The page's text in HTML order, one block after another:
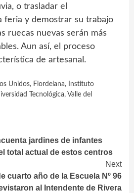
o trasladar el
feria y demostrar su trabajo
ruecas nuevas serán más
Aun así, el proceso
de artesanal.
Unidos, Flordelana,
Instituto
Tecnológica, Valle del
jardines de infantes
total actual de estos centros
Next
cuarto año de la Escuela Nº 96
al Intendente de Rivera